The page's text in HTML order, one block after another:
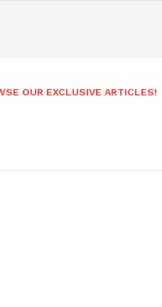
OUR EXCLUSIVE ARTICLES!